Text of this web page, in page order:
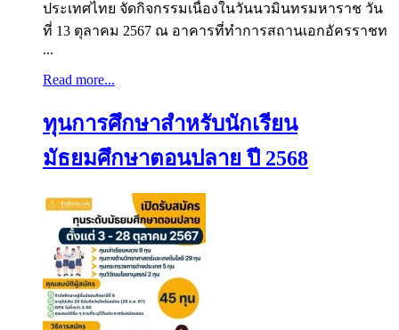
ประเทศไทย จัดกิจกรรมเนื่องในวันนวมินทรมหาราช วัน
ที่ 13 ตุลาคม 2567 ณ อาคารที่ทำการสถานเอกอัครราชท
...
Read more...
ทุนการศึกษาสำหรับนักเรียน
มัธยมศึกษาตอนปลาย ปี 2568